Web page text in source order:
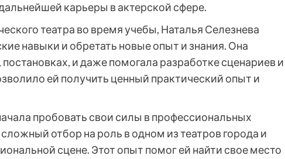
карьеры в актерской сфере.
театра во время учебы, Наталья Селезнева
навыки и обретать новые опыт и знания. Она
и даже помогала разработке сценариев и
ей получить ценный практический опыт и
пробовать свои силы в профессиональных
отбор на роль в одном из театров города и
сцене. Этот опыт помог ей найти свое место